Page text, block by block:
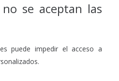
se aceptan las
puede impedir el acceso a